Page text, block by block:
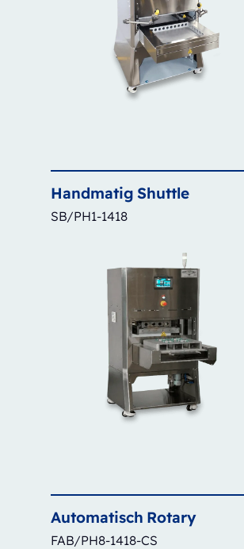
Handmatig Shuttle
SB/PH1-1418
Automatisch Rotary
FAB/PH8-1418-CS